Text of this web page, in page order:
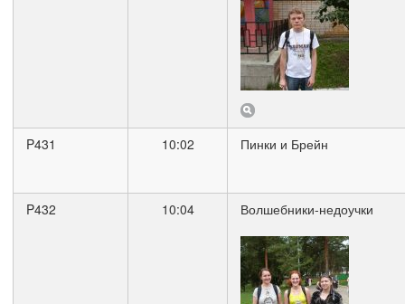
P431 10:02 Пинки и Брейн
P432 10:04 Волшебники-недоучки